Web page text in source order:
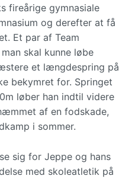
fireårige gymnasiale
og derefter at få
Et par af Team
skal kunne løbe
et længdespring på
bekymret for. Springet
løber han indtil videre
af en fodskade,
i sommer.
sig for Jeppe og hans
med skoleatletik på